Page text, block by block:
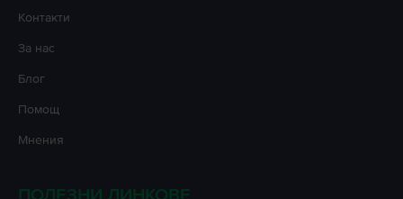
Контакти
За нас
Блог
Помощ
Мнения